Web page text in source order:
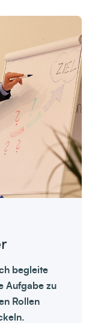
begleite
Aufgabe zu
Rollen